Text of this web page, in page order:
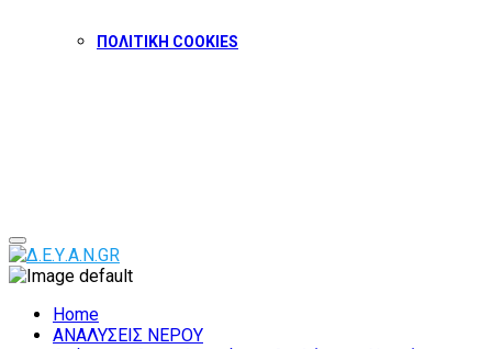
ΠΟΛΙΤΙΚΗ COOKIES
Primary
Menu
Home
ΑΝΑΛΥΣΕΙΣ ΝΕΡΟΥ